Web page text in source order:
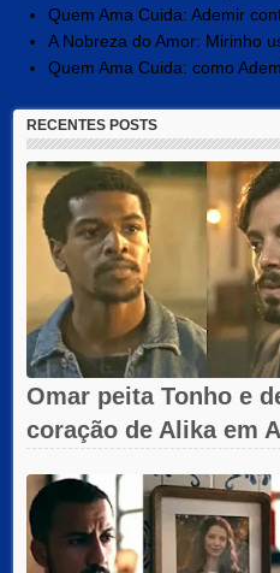
Quem Ama Cuida: Ademir
A Nobreza do Amor: Mirinho
Quem Ama Cuida: como
RECENTES POSTS
Omar peita Tonho e
coração de Alika em